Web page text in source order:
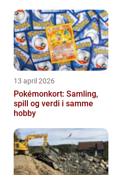
13 april 2026
Pokémonkort: Samling,
spill og verdi i samme
hobby